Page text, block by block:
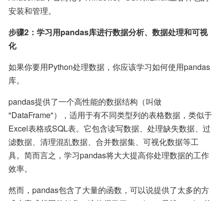
安装和管理。
步骤2：学习用pandas库进行数据分析、数据处理和可视
化
如果你要用Python处理数据，你应该学习如何使用pandas
库。
pandas提供了一个高性能的数据结构（叫做
"DataFrame"），适用于有不同类型列的表格数据，类似于
Excel表格或SQL表。它包含读写数据、处理缺失数据、过
滤数据、清理混乱数据、合并数据集、可视化数据等工
具。简而言之，学习pandas将大大提高你处理数据的工作
效率。
然而，pandas包含了大量的函数，可以说提供了太多的方